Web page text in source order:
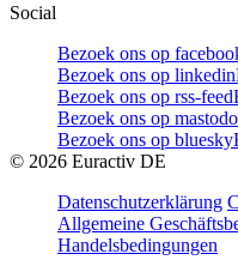
Social
Bezoek ons op
Bezoek ons op linkedin
Bezoek ons op rss-feed
Bezoek ons op
Bezoek ons op bluesky
© 2026 Euractiv DE
Datenschutzerklärung
Allgemeine
Handelsbedingungen